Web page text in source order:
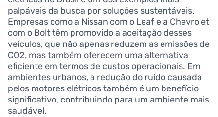
palpáveis da busca por soluções sustentáveis.
Empresas como a Nissan com o Leaf e a Chevrolet
com o Bolt têm promovido a aceitação desses
veículos, que não apenas reduzem as emissões de
CO2, mas também oferecem uma alternativa
eficiente em termos de custos operacionais. Em
ambientes urbanos, a redução do ruído causada
pelos motores elétricos também é um benefício
significativo, contribuindo para um ambiente mais
saudável.